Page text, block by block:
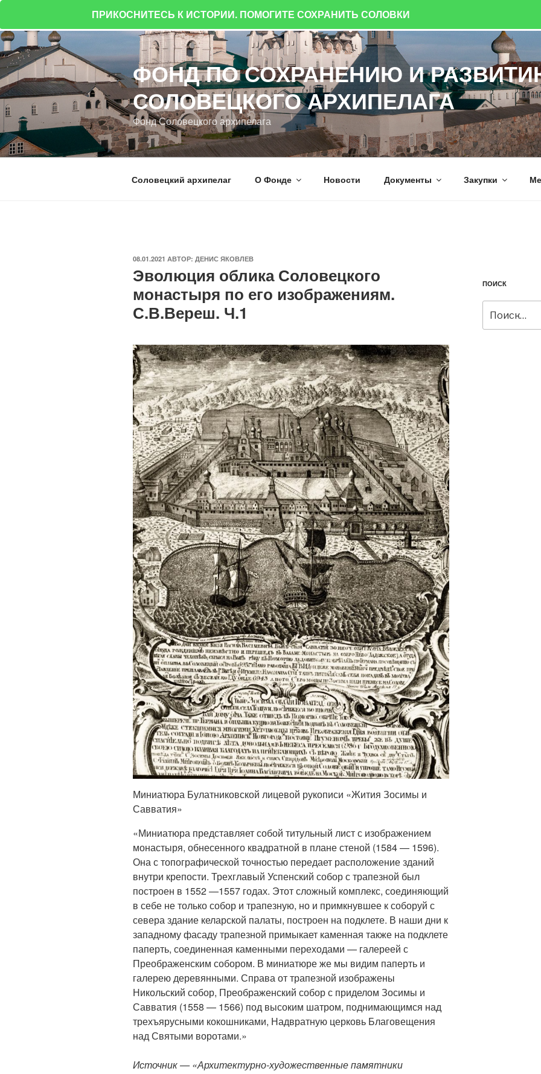
Перейти
к
содержимому
ФОНД ПО СОХРАНЕНИЮ И
СОЛОВЕЦКОГО АРХИПЕЛАГА
Фонд Соловецкого архипелага
Соловецкий архипелаг О Фонде Новости Документы Закупки
ОПУБЛИКОВАНО
08.01.2021 АВТОР: ДЕНИС ЯКОВЛЕВ
Эволюция облика Соловецкого
монастыря по его изображениям.
С.В.Вереш. Ч.1
Миниатюра Булатниковской лицевой рукописи «Жития Зосимы и
Савватия»
«Миниатюра представляет собой титульный лист с изображением
монастыря, обнесенного квадратной в плане стеной (1584 — 1596).
Она с топографической точностью передает расположение зданий
внутри крепости. Трехглавый Успенский собор с трапезной был
построен в 1552 —1557 годах. Этот сложный комплекс, соединяющий
в себе не только собор и трапезную, но и примкнувшее к соборуй с
севера здание келарской палаты, построен на подклете. В наши дни к
западному фасаду трапезной примыкает каменная также на подклете
паперть, соединенная каменными переходами — галереей с
Преображенским собором. В миниатюре же мы видим паперть и
галерею деревянными. Справа от трапезной изображены
Никольский собор, Преображенский собор с приделом Зосимы и
Савватия (1558 — 1566) под высоким шатром, поднимающимся над
трехъярусными кокошниками, Надвратную церковь Благовещения
над Святыми воротами.»
Источник — «Архитектурно-художественные памятники
ПОИСК
ПРИКОСНИТЕСЬ К ИСТОРИИ. ПОМОГИТЕ СОХРАНИТЬ СОЛОВКИ